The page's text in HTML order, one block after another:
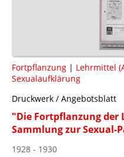
Fortpflanzung | Lehrmittel
Sexualaufklärung
Druckwerk / Angebotsblatt
"Die Fortpflanzung der
Sammlung zur Sexual-
1928 - 1930